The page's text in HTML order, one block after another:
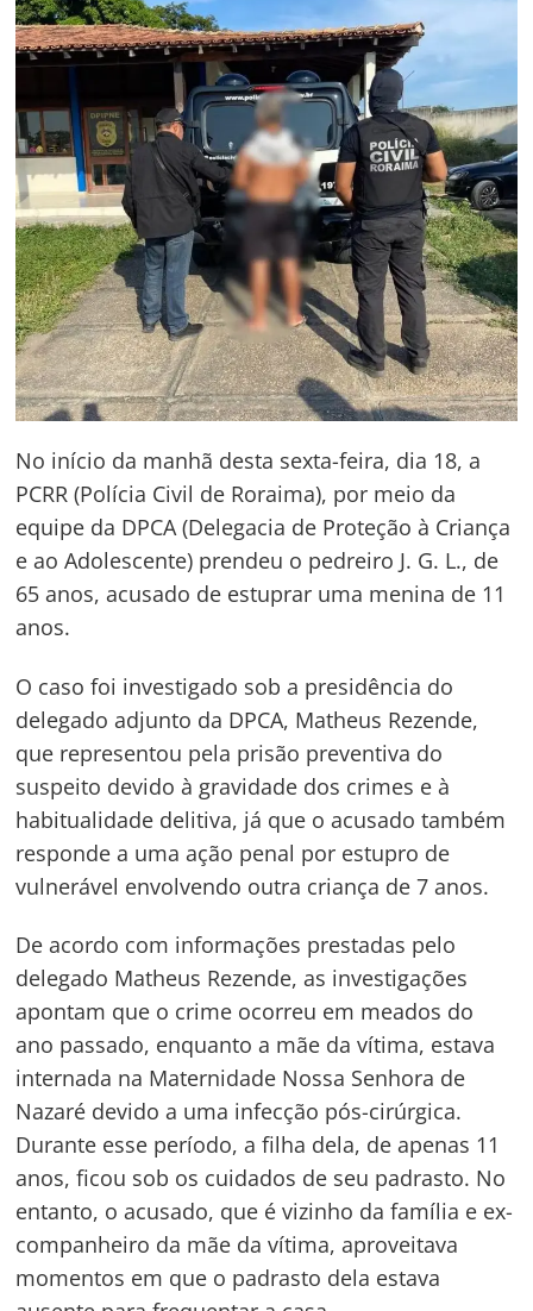
No início da manhã desta sexta-feira, dia 18, a
PCRR (Polícia Civil de Roraima), por meio da
equipe da DPCA (Delegacia de Proteção à Criança
e ao Adolescente) prendeu o pedreiro J. G. L., de
65 anos, acusado de estuprar uma menina de 11
anos.
O caso foi investigado sob a presidência do
delegado adjunto da DPCA, Matheus Rezende,
que representou pela prisão preventiva do
suspeito devido à gravidade dos crimes e à
habitualidade delitiva, já que o acusado também
responde a uma ação penal por estupro de
vulnerável envolvendo outra criança de 7 anos.
De acordo com informações prestadas pelo
delegado Matheus Rezende, as investigações
apontam que o crime ocorreu em meados do
ano passado, enquanto a mãe da vítima, estava
internada na Maternidade Nossa Senhora de
Nazaré devido a uma infecção pós-cirúrgica.
Durante esse período, a filha dela, de apenas 11
anos, ficou sob os cuidados de seu padrasto. No
entanto, o acusado, que é vizinho da família e ex-
companheiro da mãe da vítima, aproveitava
momentos em que o padrasto dela estava